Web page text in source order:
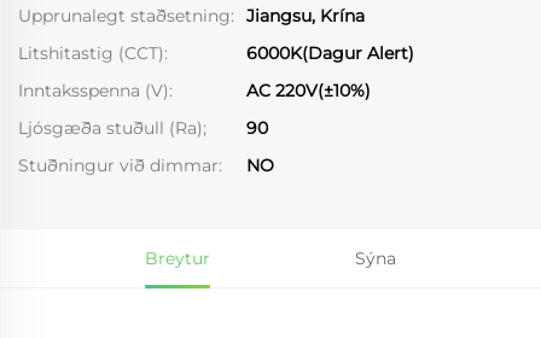
Upprunalegt staðsetning:
Jiangsu, Krína
Litshitastig (CCT):
6000K(Dagur Alert)
Inntaksspenna (V):
AC 220V(±10%)
Ljósgæða stuðull (Ra);
90
Stuðningur við dimmar:
NO
Breytur Sýna